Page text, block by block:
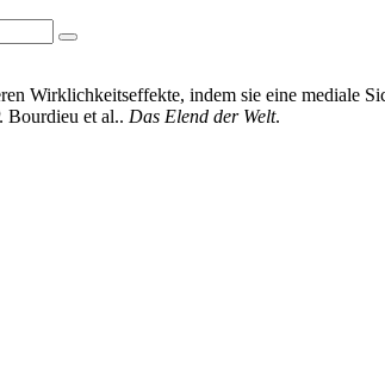
Wirklichkeitseffekte, indem sie eine mediale
Bourdieu et al.. Das Elend der Welt.